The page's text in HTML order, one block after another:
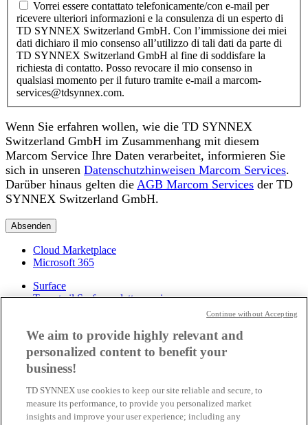
Vorrei essere contattato telefonicamente/con e-mail per
ricevere ulteriori informazioni e la consulenza di un esperto di
TD SYNNEX Switzerland GmbH. Con l’immissione dei miei
dati dichiaro il mio consenso all’utilizzo di tali dati da parte di
TD SYNNEX Switzerland GmbH al fine di soddisfare la
richiesta di contatto. Posso revocare il mio consenso in
qualsiasi momento per il futuro tramite e-mail a marcom-
services@tdsynnex.com.
Wenn Sie erfahren wollen, wie die TD SYNNEX
Switzerland GmbH im Zusammenhang mit diesem
Marcom Service Ihre Daten verarbeitet, informieren Sie
sich in unseren Datenschutzhinweisen Marcom Services.
Darüber hinaus gelten die AGB Marcom Services der TD
SYNNEX Switzerland GmbH.
Cloud Marketplace
Microsoft 365
Surface
Trovate il Surface adatto a voi
Azure Stack
Reserved Instances
Services
Demo Center
We aim to provide highly relevant and
personalized content to benefit your
business!
TD SYNNEX use cookies to keep our site reliable and secure, to
measure its performance, to provide you personalized market
insights and improve your user experience; including any
Continue without Accepting